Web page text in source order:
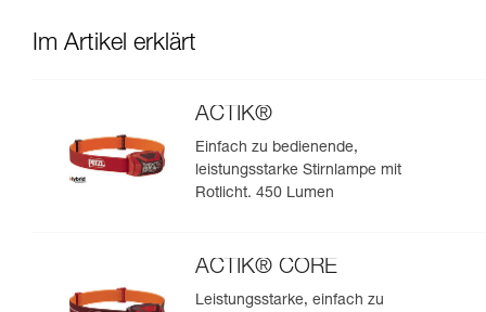
Im Artikel erklärt
ACTIK®
Einfach zu bedienende,
leistungsstarke Stirnlampe mit
Rotlicht. 450 Lumen
ACTIK® CORE
Leistungsstarke, einfach zu